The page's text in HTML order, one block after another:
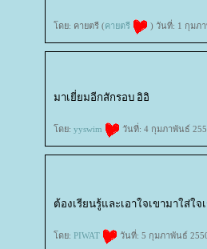
ดย: คายตรี (คายตรี ) วันที่: 1 กุมภา
มาเยี่ยมอีกสักรอบ อิอิ
ดย: yyswim วันที่: 4 กุมภาพันธ์
ต้องเรียนรู้และเอาใจเขามาใส่ใ
ดย: PIWAT วันที่: 5 กุมภาพันธ์